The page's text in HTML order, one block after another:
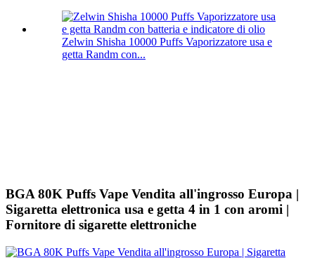
Zelwin Shisha 10000 Puffs Vaporizzatore usa e
getta Randm con...
BGA 80K Puffs Vape Vendita all'ingrosso Europa |
Sigaretta elettronica usa e getta 4 in 1 con aromi |
Fornitore di sigarette elettroniche